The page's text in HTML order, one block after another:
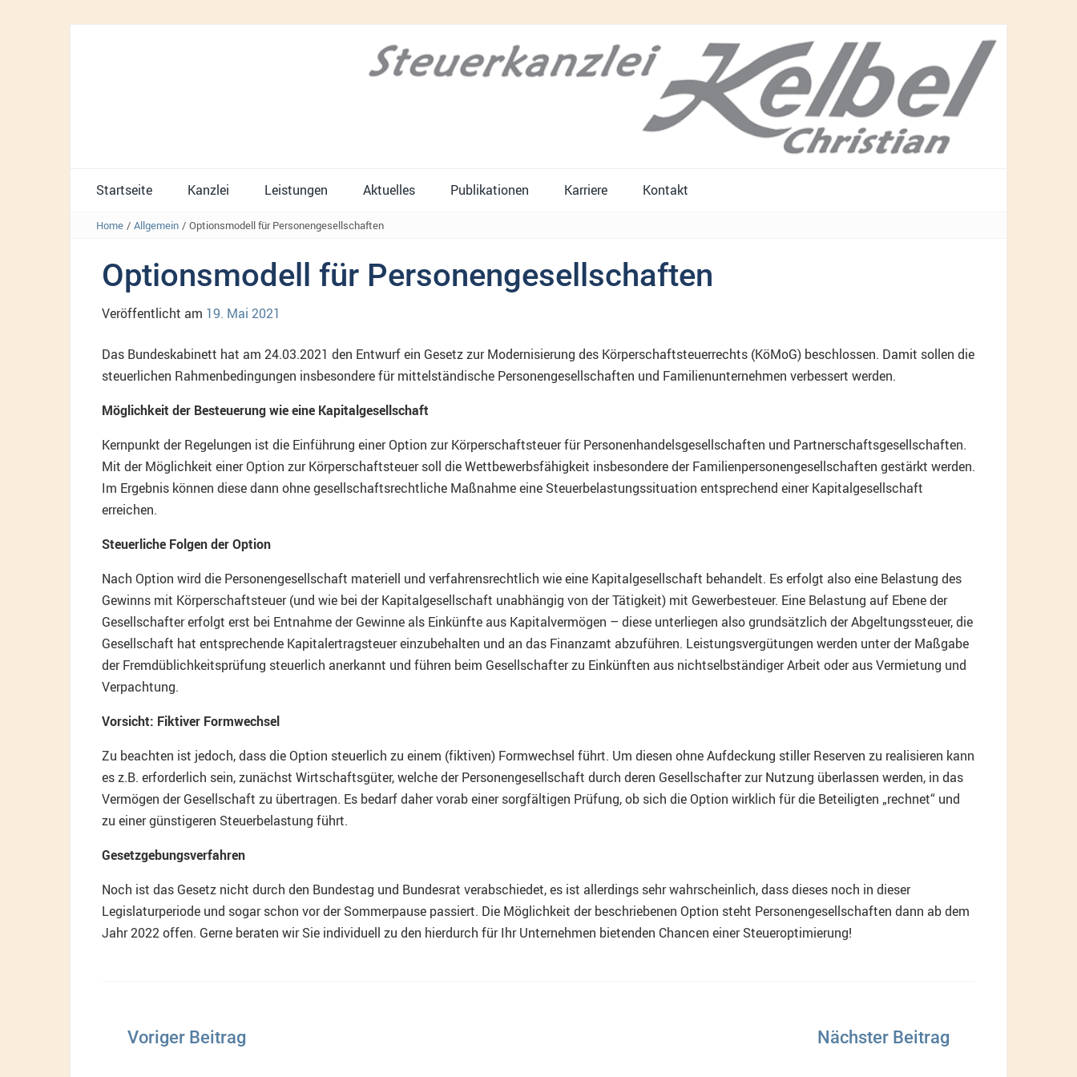
Startseite Kanzlei Leistungen Aktuelles Publikationen Karriere Kontakt
Home / Allgemein / Optionsmodell für Personengesellschaften
Optionsmodell für Personengesellschaften
Veröffentlicht am 19. Mai 2021
Das Bundeskabinett hat am 24.03.2021 den Entwurf ein Gesetz zur Modernisierung des Körperschaftsteuerrechts (KöMoG) beschlossen. Damit sollen die
steuerlichen Rahmenbedingungen insbesondere für mittelständische Personengesellschaften und Familienunternehmen verbessert werden.
Möglichkeit der Besteuerung wie eine Kapitalgesellschaft
Kernpunkt der Regelungen ist die Einführung einer Option zur Körperschaftsteuer für Personenhandelsgesellschaften und Partnerschaftsgesellschaften.
Mit der Möglichkeit einer Option zur Körperschaftsteuer soll die Wettbewerbsfähigkeit insbesondere der Familienpersonengesellschaften gestärkt werden.
Im Ergebnis können diese dann ohne gesellschaftsrechtliche Maßnahme eine Steuerbelastungssituation entsprechend einer Kapitalgesellschaft
erreichen.
Steuerliche Folgen der Option
Nach Option wird die Personengesellschaft materiell und verfahrensrechtlich wie eine Kapitalgesellschaft behandelt. Es erfolgt also eine Belastung des
Gewinns mit Körperschaftsteuer (und wie bei der Kapitalgesellschaft unabhängig von der Tätigkeit) mit Gewerbesteuer. Eine Belastung auf Ebene der
Gesellschafter erfolgt erst bei Entnahme der Gewinne als Einkünfte aus Kapitalvermögen – diese unterliegen also grundsätzlich der Abgeltungssteuer, die
Gesellschaft hat entsprechende Kapitalertragsteuer einzubehalten und an das Finanzamt abzuführen. Leistungsvergütungen werden unter der Maßgabe
der Fremdüblichkeitsprüfung steuerlich anerkannt und führen beim Gesellschafter zu Einkünften aus nichtselbständiger Arbeit oder aus Vermietung und
Verpachtung.
Vorsicht: Fiktiver Formwechsel
Zu beachten ist jedoch, dass die Option steuerlich zu einem (fiktiven) Formwechsel führt. Um diesen ohne Aufdeckung stiller Reserven zu realisieren kann
es z.B. erforderlich sein, zunächst Wirtschaftsgüter, welche der Personengesellschaft durch deren Gesellschafter zur Nutzung überlassen werden, in das
Vermögen der Gesellschaft zu übertragen. Es bedarf daher vorab einer sorgfältigen Prüfung, ob sich die Option wirklich für die Beteiligten „rechnet“ und
zu einer günstigeren Steuerbelastung führt.
Gesetzgebungsverfahren
Noch ist das Gesetz nicht durch den Bundestag und Bundesrat verabschiedet, es ist allerdings sehr wahrscheinlich, dass dieses noch in dieser
Legislaturperiode und sogar schon vor der Sommerpause passiert. Die Möglichkeit der beschriebenen Option steht Personengesellschaften dann ab dem
Jahr 2022 offen. Gerne beraten wir Sie individuell zu den hierdurch für Ihr Unternehmen bietenden Chancen einer Steueroptimierung!